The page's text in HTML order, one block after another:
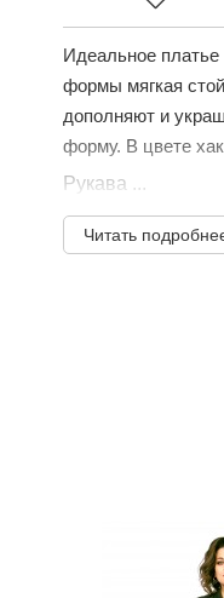
Идеальное платье
формы мягкая
дополняют и
форму. В цвете
Рукава ...
Читать